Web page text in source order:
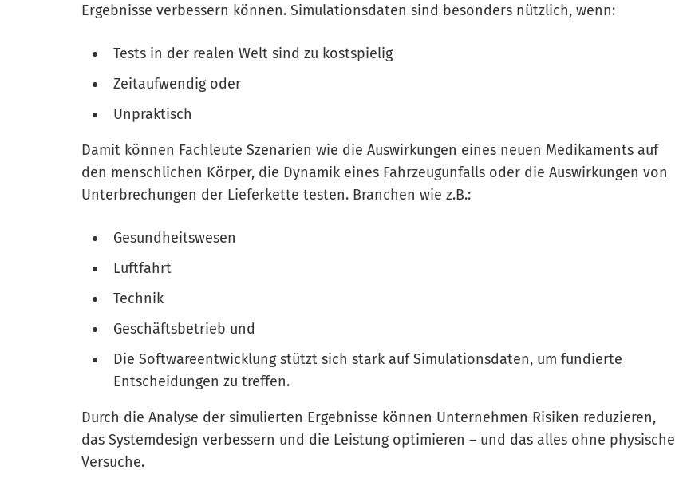
Ergebnisse verbessern können. Simulationsdaten sind besonders nützlich, wenn:
Tests in der realen Welt sind zu kostspielig
Zeitaufwendig oder
Unpraktisch
Damit können Fachleute Szenarien wie die Auswirkungen eines neuen Medikaments auf
den menschlichen Körper, die Dynamik eines Fahrzeugunfalls oder die Auswirkungen von
Unterbrechungen der Lieferkette testen. Branchen wie z.B.:
Gesundheitswesen
Luftfahrt
Technik
Geschäftsbetrieb und
Die Softwareentwicklung stützt sich stark auf Simulationsdaten, um fundierte
Entscheidungen zu treffen.
Durch die Analyse der simulierten Ergebnisse können Unternehmen Risiken reduzieren,
das Systemdesign verbessern und die Leistung optimieren – und das alles ohne physische
Versuche.